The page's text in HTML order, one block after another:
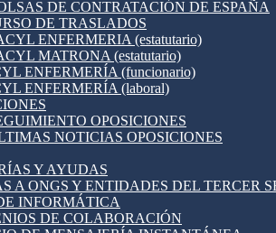
DE CONTRATACIÓN DE ESPAÑA
DE TRASLADOS
ENFERMERIA (estatutario)
MATRONA (estatutario)
ENFERMERÍA (funcionario)
ENFERMERÍA (laboral)
OPOSICIONES
NOTICIAS OPOSICIONES
Y AYUDAS
A ONGS Y ENTIDADES DEL TERCER
INFORMÁTICA
DE COLABORACIÓN